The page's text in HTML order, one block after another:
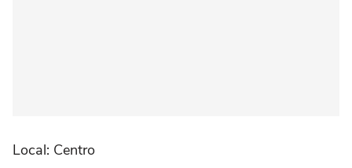
Local: Centro